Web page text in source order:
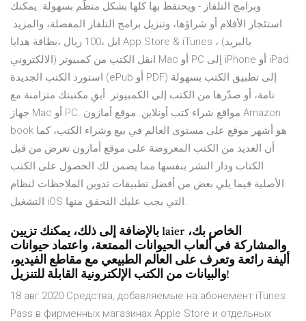
وبرامج التلفاز - ويحتفظ بها كلها بشكل منظّم بسهولة. يمكنك
استئجار الأفلام أو شراؤها، وتنزيل برامج التلفاز المفضلة، والمزيد.
ابل ،100 ريال ،بطاقة هدايا App Store & iTunes ، (بالبريد
الالكتروني) انقل الكتب من كمبيوتر Mac أو PC إلى iPhone أو iPad.
استورد الكتب الجديدة (ePub أو PDF) إلى تطبيق الكتب بسهولة
تامة، أو صدّرها من الكتب إلى الكمبيوتر. أبقِ مكتبتك متزامنة مع
جهاز Mac أو PC. مواقع شراء كتب أونلاين. موقع أمازون Amazon
book هو أشهر موقع على مستوى العالم في بيع وشراء الكتب، كما
أن العديد من الكتب المعروضة على موقع أمازون تعرض من قبل
الكتاب ودار النشر بنفسها مما يضمن لك الحصول على الكتب
الأصلية فيما يلي بعض من أفضل تطبيقات تدوين الملاحظات لنظام
التشغيل iOS التي يجب عليك التحقق منها.
بالإضافة إلى ذلك، يمكنك تزيين laier الخاص بك،
والمشاركة في ألعاب الحيوانات الممتعة، واعتماد حيوانات
أليفة رائعة وتعرف على العالم الطبيعي مع مقاطع الفيديو،
والبيانات من الكتب الإلكترونية القابلة للتنزيل!
18 авг 2020 Средства, добавляемые на абонемент iTunes
Pass в фирменных магазинах Apple Store и отдельных